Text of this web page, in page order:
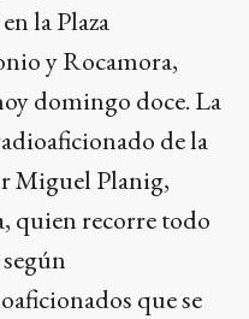
la Plaza
y Rocamora,
domingo doce. La
de la
Miguel Planig,
quien recorre todo
que se